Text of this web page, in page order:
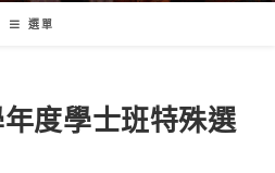
選單
度學士班特殊選